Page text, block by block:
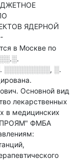
ЯДЕРНОЙ
в Москве по
░░░░░░░░░, ░.
Основной вид
лекарственных
в медицинских
ФМБА